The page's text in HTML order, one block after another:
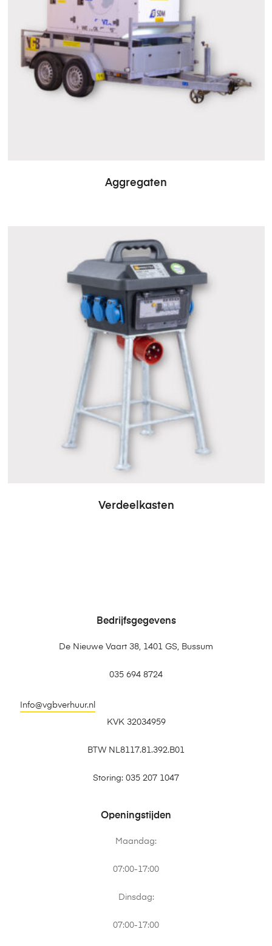
Aggregaten
Verdeelkasten
Bedrijfsgegevens
De Nieuwe Vaart 38, 1401 GS, Bussum
035 694 8724
Info@vgbverhuur.nl
KVK 32034959
BTW NL8117.81.392.B01
Storing: 035 207 1047
Openingstijden
Maandag:
07:00-17:00
Dinsdag:
07:00-17:00